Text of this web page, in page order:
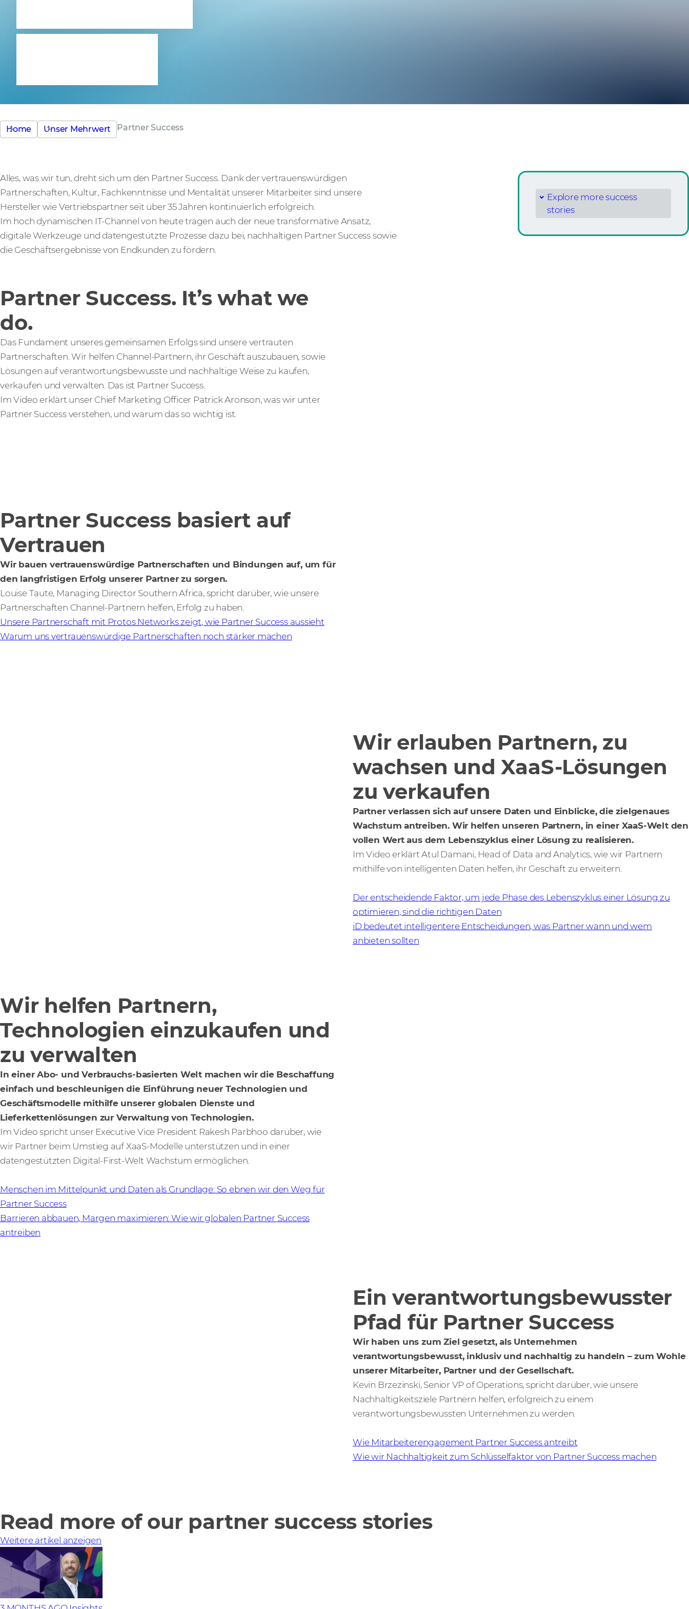
Home Unser Mehrwert Partner Success
Alles, was wir tun, dreht sich um den Partner Success. Dank der vertrauenswürdigen
Partnerschaften, Kultur, Fachkenntnisse und Mentalität unserer Mitarbeiter sind unsere
Hersteller wie Vertriebspartner seit über 35 Jahren kontinuierlich erfolgreich.
Im hoch dynamischen IT-Channel von heute tragen auch der neue transformative Ansatz,
digitale Werkzeuge und datengestützte Prozesse dazu bei, nachhaltigen Partner Success sowie
die Geschäftsergebnisse von Endkunden zu fördern.
Explore more success
stories
Partner Success. It’s what we
do.
Das Fundament unseres gemeinsamen Erfolgs sind unsere vertrauten
Partnerschaften. Wir helfen Channel-Partnern, ihr Geschäft auszubauen, sowie
Lösungen auf verantwortungsbewusste und nachhaltige Weise zu kaufen,
verkaufen und verwalten. Das ist Partner Success.
Im Video erklärt unser Chief Marketing Officer Patrick Aronson, was wir unter
Partner Success verstehen, und warum das so wichtig ist.
Partner Success basiert auf
Vertrauen
Wir bauen vertrauenswürdige Partnerschaften und Bindungen auf, um für
den langfristigen Erfolg unserer Partner zu sorgen.
Louise Taute, Managing Director Southern Africa, spricht darüber, wie unsere
Partnerschaften Channel-Partnern helfen, Erfolg zu haben.
Unsere Partnerschaft mit Protos Networks zeigt, wie Partner Success aussieht
Warum uns vertrauenswürdige Partnerschaften noch stärker machen
Wir erlauben Partnern, zu
wachsen und XaaS-Lösungen
zu verkaufen
Partner verlassen sich auf unsere Daten und Einblicke, die zielgenaues
Wachstum antreiben. Wir helfen unseren Partnern, in einer XaaS-Welt den
vollen Wert aus dem Lebenszyklus einer Lösung zu realisieren.
Im Video erklärt Atul Damani, Head of Data and Analytics, wie wir Partnern
mithilfe von intelligenten Daten helfen, ihr Geschäft zu erweitern.
Der entscheidende Faktor, um jede Phase des Lebenszyklus einer Lösung zu
optimieren, sind die richtigen Daten
iD bedeutet intelligentere Entscheidungen, was Partner wann und wem
anbieten sollten
Wir helfen Partnern,
Technologien einzukaufen und
zu verwalten
In einer Abo- und Verbrauchs-basierten Welt machen wir die Beschaffung
einfach und beschleunigen die Einführung neuer Technologien und
Geschäftsmodelle mithilfe unserer globalen Dienste und
Lieferkettenlösungen zur Verwaltung von Technologien.
Im Video spricht unser Executive Vice President Rakesh Parbhoo darüber, wie
wir Partner beim Umstieg auf XaaS-Modelle unterstützen und in einer
datengestützten Digital-First-Welt Wachstum ermöglichen.
Menschen im Mittelpunkt und Daten als Grundlage: So ebnen wir den Weg für
Partner Success
Barrieren abbauen, Margen maximieren: Wie wir globalen Partner Success
antreiben
Ein verantwortungsbewusster
Pfad für Partner Success
Wir haben uns zum Ziel gesetzt, als Unternehmen
verantwortungsbewusst, inklusiv und nachhaltig zu handeln – zum Wohle
unserer Mitarbeiter, Partner und der Gesellschaft.
Kevin Brzezinski, Senior VP of Operations, spricht darüber, wie unsere
Nachhaltigkeitsziele Partnern helfen, erfolgreich zu einem
verantwortungsbewussten Unternehmen zu werden.
Wie Mitarbeiterengagement Partner Success antreibt
Wie wir Nachhaltigkeit zum Schlüsselfaktor von Partner Success machen
Read more of our partner success stories
Weitere artikel anzeigen